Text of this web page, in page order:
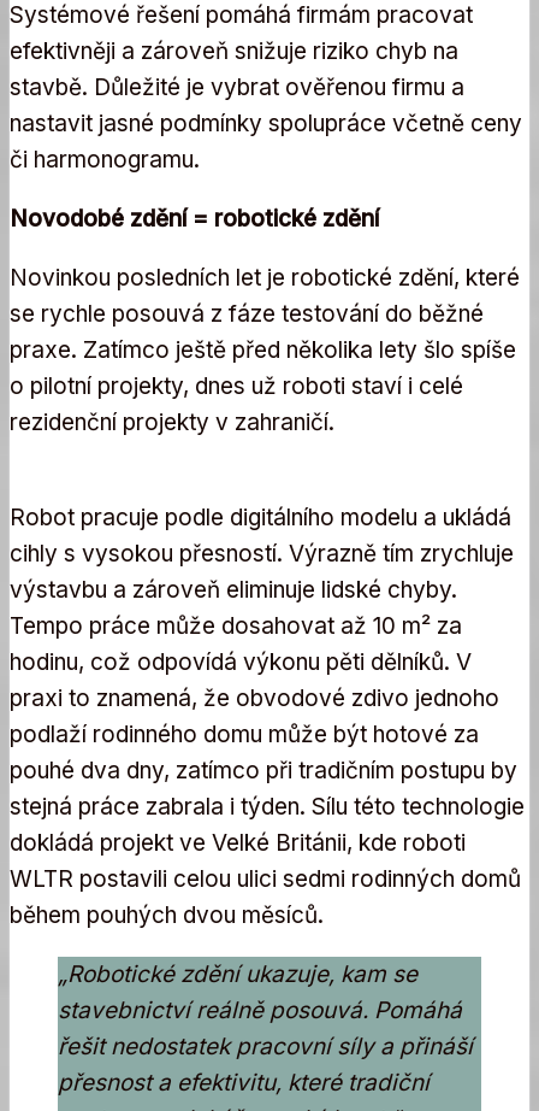
Systémové řešení pomáhá firmám pracovat
efektivněji a zároveň snižuje riziko chyb na
stavbě. Důležité je vybrat ověřenou firmu a
nastavit jasné podmínky spolupráce včetně ceny
či harmonogramu.
Novodobé zdění = robotické zdění
Novinkou posledních let je robotické zdění, které
se rychle posouvá z fáze testování do běžné
praxe. Zatímco ještě před několika lety šlo spíše
o pilotní projekty, dnes už roboti staví i celé
rezidenční projekty v zahraničí.
Robot pracuje podle digitálního modelu a ukládá
cihly s vysokou přesností. Výrazně tím zrychluje
výstavbu a zároveň eliminuje lidské chyby.
Tempo práce může dosahovat až 10 m² za
hodinu, což odpovídá výkonu pěti dělníků. V
praxi to znamená, že obvodové zdivo jednoho
podlaží rodinného domu může být hotové za
pouhé dva dny, zatímco při tradičním postupu by
stejná práce zabrala i týden. Sílu této technologie
dokládá projekt ve Velké Británii, kde roboti
WLTR postavili celou ulici sedmi rodinných domů
během pouhých dvou měsíců.
„Robotické zdění ukazuje, kam se
stavebnictví reálně posouvá. Pomáhá
řešit nedostatek pracovní síly a přináší
přesnost a efektivitu, které tradiční